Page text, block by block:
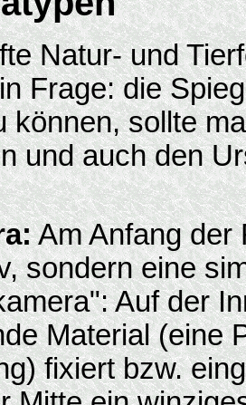
Natur- und
Frage: die
können, sollte
und auch den
Am Anfang der
sondern eine
Auf der
Material (eine
fixiert bzw.